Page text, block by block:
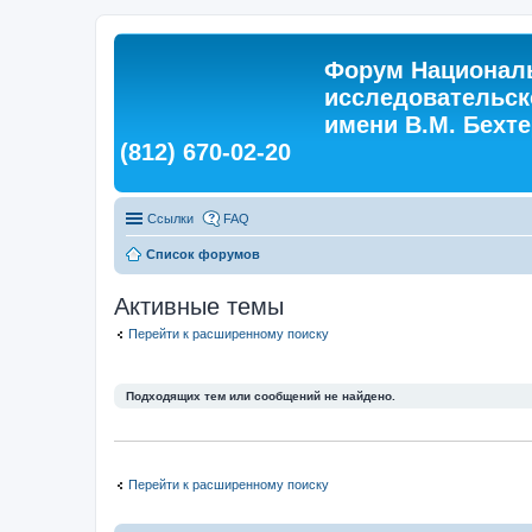
Форум
имени В.М.
(812) 670-02-20
Ссылки FAQ
Список форумов
Активные темы
Перейти к расширенному поиску
Подходящих тем или сообщений не найдено.
Перейти к расширенному поиску